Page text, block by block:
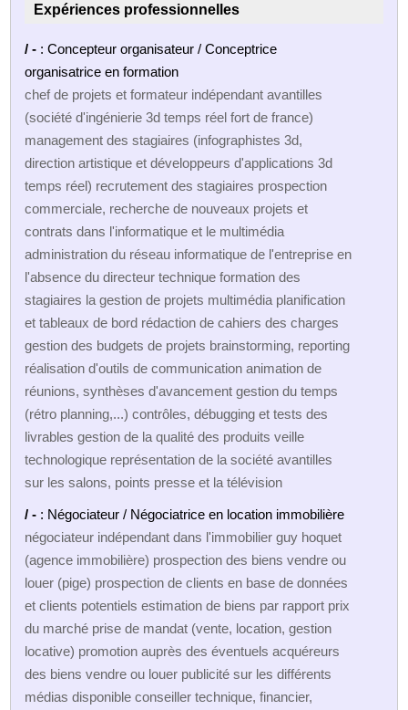
Expériences professionnelles
/ - : Concepteur organisateur / Conceptrice
organisatrice en formation
chef de projets et formateur indépendant avantilles
(société d'ingénierie 3d temps réel fort de france)
management des stagiaires (infographistes 3d,
direction artistique et développeurs d'applications 3d
temps réel) recrutement des stagiaires prospection
commerciale, recherche de nouveaux projets et
contrats dans l'informatique et le multimédia
administration du réseau informatique de l'entreprise en
l'absence du directeur technique formation des
stagiaires la gestion de projets multimédia planification
et tableaux de bord rédaction de cahiers des charges
gestion des budgets de projets brainstorming, reporting
réalisation d'outils de communication animation de
réunions, synthèses d'avancement gestion du temps
(rétro planning,...) contrôles, débugging et tests des
livrables gestion de la qualité des produits veille
technologique représentation de la société avantilles
sur les salons, points presse et la télévision
/ - : Négociateur / Négociatrice en location immobilière
négociateur indépendant dans l'immobilier guy hoquet
(agence immobilière) prospection des biens vendre ou
louer (pige) prospection de clients en base de données
et clients potentiels estimation de biens par rapport prix
du marché prise de mandat (vente, location, gestion
locative) promotion auprès des éventuels acquéreurs
des biens vendre ou louer publicité sur les différents
médias disponible conseiller technique, financier,